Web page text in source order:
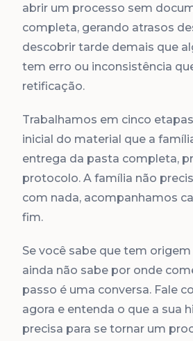
abrir um processo sem
completa, gerando atrasos
descobrir tarde demais que
tem erro ou inconsistência
retificação.
Trabalhamos em cinco
inicial do material que a
entrega da pasta completa,
protocolo. A família não
com nada, acompanhamos
fim.
Se você sabe que tem
ainda não sabe por onde
passo é uma conversa. Fale
agora e entenda o que a sua
precisa para se tornar um